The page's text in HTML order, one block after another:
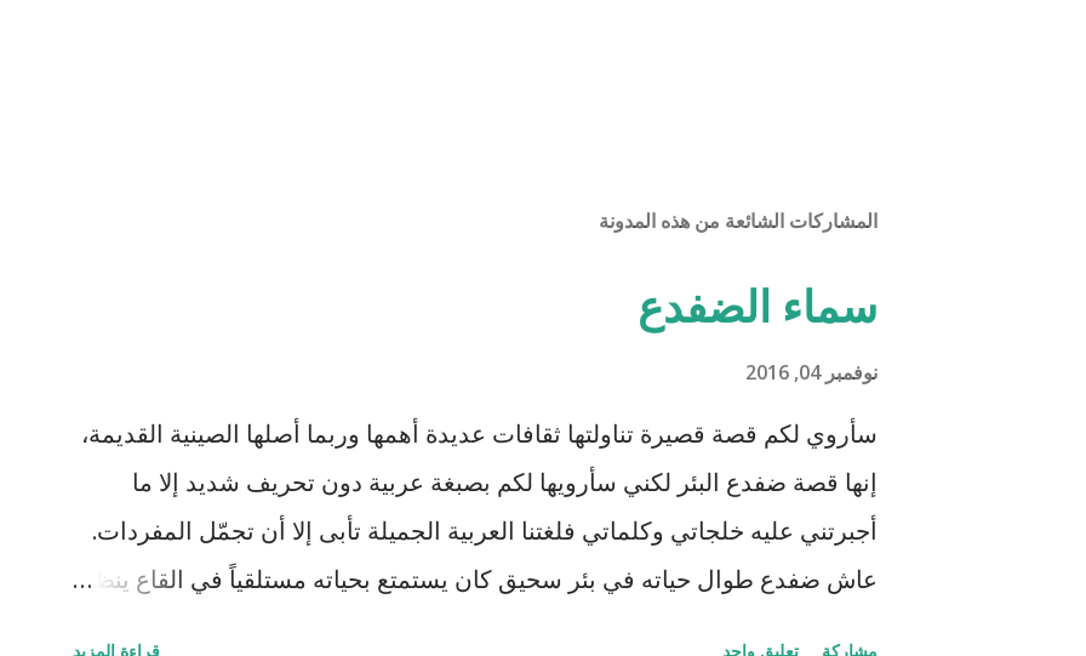
المشاركات الشائعة من هذه المدونة
سماء الضفدع
نوفمبر 04, 2016
سأروي لكم قصة قصيرة تناولتها ثقافات عديدة أهمها وربما أصلها الصينية القديمة،
إنها قصة ضفدع البئر لكني سأرويها لكم بصبغة عربية دون تحريف شديد إلا ما
أجبرتني عليه خلجاتي وكلماتي فلغتنا العربية الجميلة تأبى إلا أن تجمّل المفردات.
عاش ضفدع طوال حياته في بئر سحيق كان يستمتع بحياته مستلقياً في القاع ينظر
مشاركة تعليق واحد قراءة المزيد